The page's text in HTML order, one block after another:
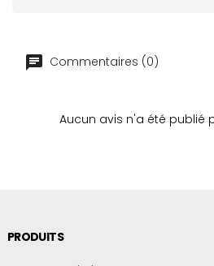
Commentaires (0)
Aucun avis n'a été publié
PRODUITS